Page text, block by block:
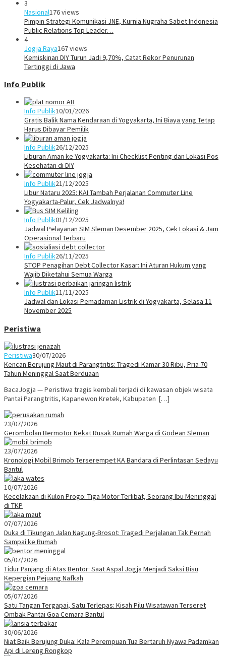
3
Nasional176 views
Pimpin Strategi Komunikasi JNE, Kurnia Nugraha Sabet Indonesia
Public Relations Top Leader…
4
Jogja Raya167 views
Kemiskinan DIY Turun Jadi 9,70%, Catat Rekor Penurunan
Tertinggi di Jawa
Info Publik
Info Publik10/01/2026
Gratis Balik Nama Kendaraan di Yogyakarta, Ini Biaya yang Tetap
Harus Dibayar Pemilik
Info Publik26/12/2025
Liburan Aman ke Yogyakarta: Ini Checklist Penting dan Lokasi Pos
Kesehatan di DIY
Info Publik21/12/2025
Libur Nataru 2025: KAI Tambah Perjalanan Commuter Line
Yogyakarta-Palur, Cek Jadwalnya!
Info Publik01/12/2025
Jadwal Pelayanan SIM Sleman Desember 2025, Cek Lokasi & Jam
Operasional Terbaru
Info Publik26/11/2025
STOP Penagihan Debt Collector Kasar: Ini Aturan Hukum yang
Wajib Diketahui Semua Warga
Info Publik11/11/2025
Jadwal dan Lokasi Pemadaman Listrik di Yogyakarta, Selasa 11
November 2025
Peristiwa
Peristiwa30/07/2026
Kencan Berujung Maut di Parangtritis: Tragedi Kamar 30 Ribu, Pria 70
Tahun Meninggal Saat Berduaan
BacaJogja — Peristiwa tragis kembali terjadi di kawasan objek wisata
Pantai Parangtritis, Kapanewon Kretek, Kabupaten […]
23/07/2026
Gerombolan Bermotor Nekat Rusak Rumah Warga di Godean Sleman
23/07/2026
Kronologi Mobil Brimob Terserempet KA Bandara di Perlintasan Sedayu
Bantul
10/07/2026
Kecelakaan di Kulon Progo: Tiga Motor Terlibat, Seorang Ibu Meninggal
di TKP
07/07/2026
Duka di Tikungan Jalan Nagung-Brosot: Tragedi Perjalanan Tak Pernah
Sampai ke Rumah
05/07/2026
Tidur Panjang di Atas Bentor: Saat Aspal Jogja Menjadi Saksi Bisu
Kepergian Pejuang Nafkah
05/07/2026
Satu Tangan Tergapai, Satu Terlepas: Kisah Pilu Wisatawan Terseret
Ombak Pantai Goa Cemara Bantul
30/06/2026
Niat Baik Berujung Duka: Kala Perempuan Tua Bertaruh Nyawa Padamkan
Api di Lereng Rongkop